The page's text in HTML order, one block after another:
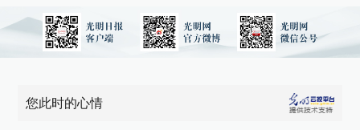
您此时的心情